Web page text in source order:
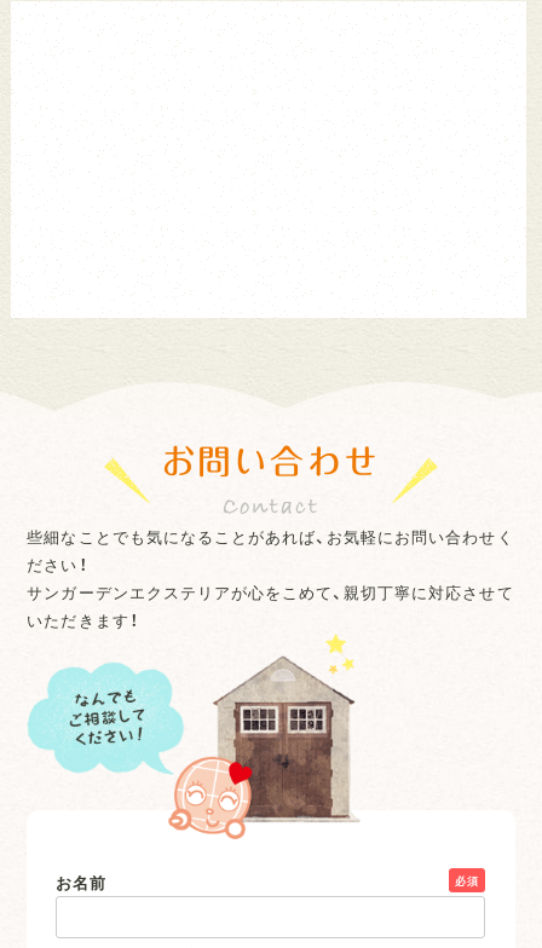
お問い合わせ
些細なことでも気になることがあれば、お気軽にお問い合わせく
ださい！
サンガーデンエクステリアが心をこめて、親切丁寧に対応させて
いただきます！
お名前 必須